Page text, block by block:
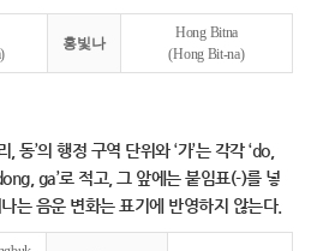
홍빛나
Hong Bitna
(Hong Bit-na)
동’의 행정 구역 단위와 ‘가’는 각각 ‘do,
ga’로 적고, 그 앞에는 붙임표(-)를 넣
는 음운 변화는 표기에 반영하지 않는다.